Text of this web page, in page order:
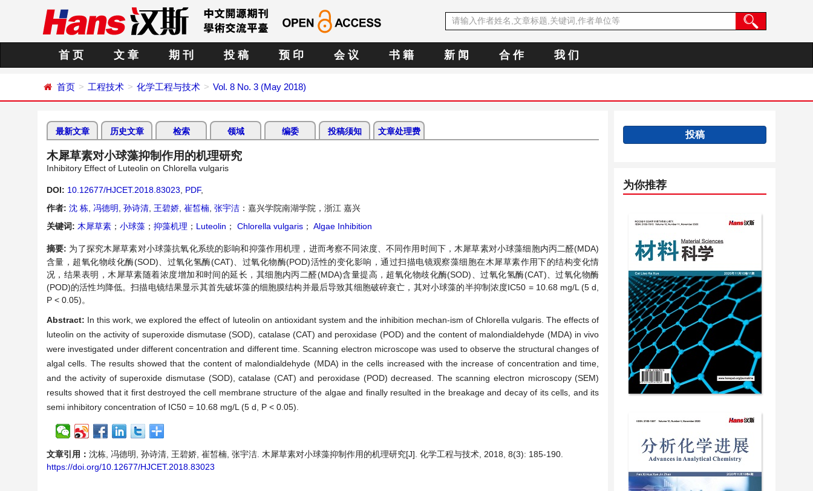
首 页 文 章 期 刊 投 稿 预 印 会 议 书 籍 新 闻 合 作 我 们
首页 工程技术 化学工程与技术 Vol. 8 No. 3 (May 2018)
最新文章 历史文章 检索 领域 编委 投稿须知 文章处理费
木犀草素对小球藻抑制作用的机理研究
Inhibitory Effect of Luteolin on Chlorella vulgaris
DOI: 10.12677/HJCET.2018.83023 PDF,
作者: 沈 栋 冯德明 孙诗清 王碧娇 崔皙楠 张宇洁 ：嘉兴学院南湖学院，浙江 嘉兴
关键词: 木犀草素 ； 小球藻 ； 抑藻机理 ； Luteolin ； Chlorella vulgaris ； Algae Inhibition
摘要: 为了探究木犀草素对小球藻抗氧化系统的影响和抑藻作用机理，进而考察不同浓度、不同作用时间下，木犀草素对小球藻细胞内丙二醛(MDA)
含量，超氧化物歧化酶(SOD)、过氧化氢酶(CAT)、过氧化物酶(POD)活性的变化影响，通过扫描电镜观察藻细胞在木犀草素作用下的结构变化情
况，结果表明，木犀草素随着浓度增加和时间的延长，其细胞内丙二醛(MDA)含量提高，超氧化物歧化酶(SOD)、过氧化氢酶(CAT)、过氧化物酶
(POD)的活性均降低。扫描电镜结果显示其首先破坏藻的细胞膜结构并最后导致其细胞破碎衰亡，其对小球藻的半抑制浓度IC50 = 10.68 mg/L (5 d,
P < 0.05)。
Abstract: In this work, we explored the effect of luteolin on antioxidant system and the inhibition mechan-ism of Chlorella vulgaris. The effects of
luteolin on the activity of superoxide dismutase (SOD), catalase (CAT) and peroxidase (POD) and the content of malondialdehyde (MDA) in vivo
were investigated under different concentration and different time. Scanning electron microscope was used to observe the structural changes of
algal cells. The results showed that the content of malondialdehyde (MDA) in the cells increased with the increase of concentration and time,
and the activity of superoxide dismutase (SOD), catalase (CAT) and peroxidase (POD) decreased. The scanning electron microscopy (SEM)
results showed that it first destroyed the cell membrane structure of the algae and finally resulted in the breakage and decay of its cells, and its
semi inhibitory concentration of IC50 = 10.68 mg/L (5 d, P < 0.05).
文章引用： 沈栋, 冯德明, 孙诗清, 王碧娇, 崔皙楠, 张宇洁. 木犀草素对小球藻抑制作用的机理研究[J]. 化学工程与技术, 2018, 8(3): 185-190.
https://doi.org/10.12677/HJCET.2018.83023
投稿
为你推荐